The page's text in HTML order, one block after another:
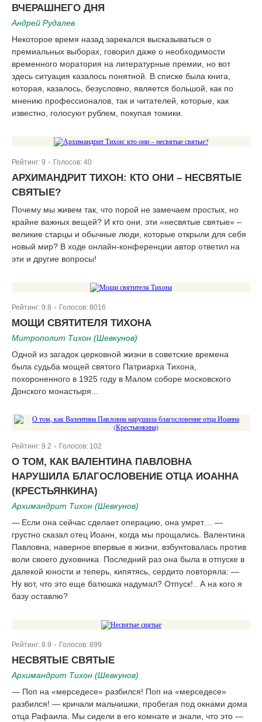
ВЧЕРАШНЕГО ДНЯ
Андрей Рудалев
Некоторое время назад зарекался высказываться о
премиальных выборах, говорил даже о необходимости
временного моратория на литературные премии, но вот
здесь ситуация казалось понятной. В списке была книга,
которая, казалось, безусловно, является большой, как по
мнению профессионалов, так и читателей, которые, как
известно, голосуют рублем, покупая томики.
Рейтинг: 9 Голосов: 40
АРХИМАНДРИТ ТИХОН: КТО ОНИ – НЕСВЯТЫЕ
СВЯТЫЕ?
Почему мы живем так, что порой не замечаем простых, но
крайне важных вещей? И кто они, эти «несвятые святые» –
великие старцы и обычные люди, которые открыли для себя
новый мир? В ходе онлайн-конференции автор ответил на
эти и другие вопросы!
Рейтинг: 9.8 Голосов: 8016
МОЩИ СВЯТИТЕЛЯ ТИХОНА
Митрополит Тихон (Шевкунов)
Одной из загадок церковной жизни в советские времена
была судьба мощей святого Патриарха Тихона,
похороненного в 1925 году в Малом соборе московского
Донского монастыря...
Рейтинг: 9.2 Голосов: 102
О ТОМ, КАК ВАЛЕНТИНА ПАВЛОВНА
НАРУШИЛА БЛАГОСЛОВЕНИЕ ОТЦА ИОАННА
(КРЕСТЬЯНКИНА)
Архимандрит Тихон (Шевкунов)
— Если она сейчас сделает операцию, она умрет… —
грустно сказал отец Иоанн, когда мы прощались. Валентина
Павловна, наверное впервые в жизни, взбунтовалась против
воли своего духовника. Последний раз она была в отпуске в
далекой юности и теперь, кипятясь, сердито повторяла: —
Ну вот, что это еще батюшка надумал? Отпуск!.. А на кого я
базу оставлю?
Рейтинг: 8.9 Голосов: 899
НЕСВЯТЫЕ СВЯТЫЕ
Архимандрит Тихон (Шевкунов)
— Поп на «мерседесе» разбился! Поп на «мерседесе»
разбился! — кричали мальчишки, пробегая под окнами дома
отца Рафаила. Мы сидели в его комнате и знали, что это —